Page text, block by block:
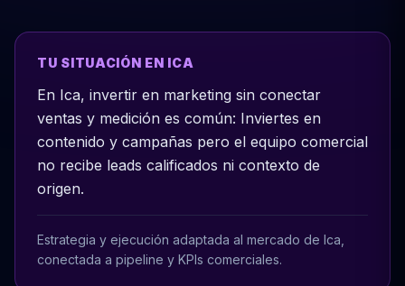
TU SITUACIÓN EN ICA
En Ica, invertir en marketing sin conectar
ventas y medición es común: Inviertes en
contenido y campañas pero el equipo comercial
no recibe leads calificados ni contexto de
origen.
Estrategia y ejecución adaptada al mercado de Ica,
conectada a pipeline y KPIs comerciales.